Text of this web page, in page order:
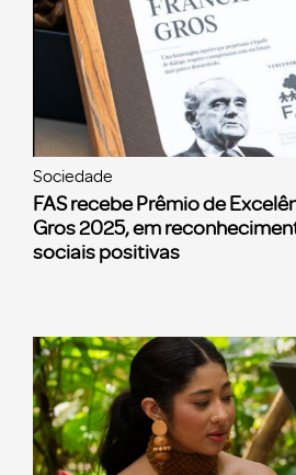
Sociedade
FAS recebe Prêmio de
Gros 2025, em
sociais positivas